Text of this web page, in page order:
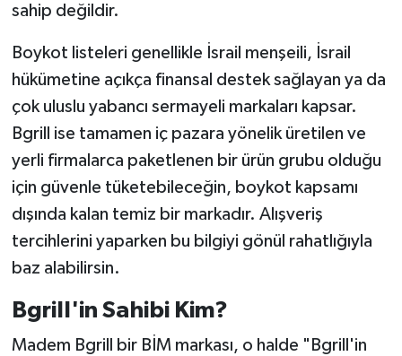
sahip değildir.
Boykot listeleri genellikle İsrail menşeili, İsrail
hükümetine açıkça finansal destek sağlayan ya da
çok uluslu yabancı sermayeli markaları kapsar.
Bgrill ise tamamen iç pazara yönelik üretilen ve
yerli firmalarca paketlenen bir ürün grubu olduğu
için güvenle tüketebileceğin, boykot kapsamı
dışında kalan temiz bir markadır. Alışveriş
tercihlerini yaparken bu bilgiyi gönül rahatlığıyla
baz alabilirsin.
Bgrill'in Sahibi Kim?
Madem Bgrill bir BİM markası, o halde "Bgrill'in